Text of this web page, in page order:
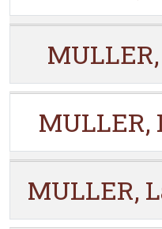
MULLER,
MULLER,